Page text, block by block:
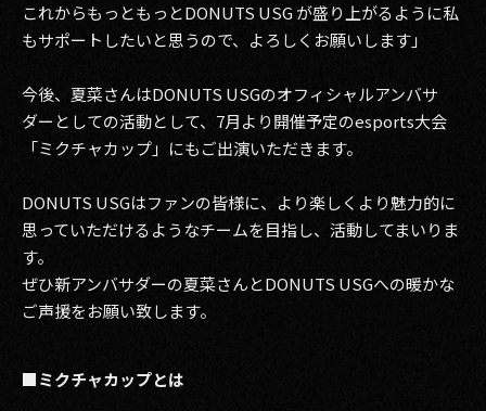
これからもっともっとDONUTS USG が盛り上がるように私
もサポートしたいと思うので、よろしくお願いします」
今後、夏菜さんはDONUTS USGのオフィシャルアンバサ
ダーとしての活動として、7月より開催予定のesports大会
「ミクチャカップ」にもご出演いただきます。
DONUTS USGはファンの皆様に、より楽しくより魅力的に
思っていただけるようなチームを目指し、活動してまいりま
す。
ぜひ新アンバサダーの夏菜さんとDONUTS USGへの暖かな
ご声援をお願い致します。
■ミクチャカップとは